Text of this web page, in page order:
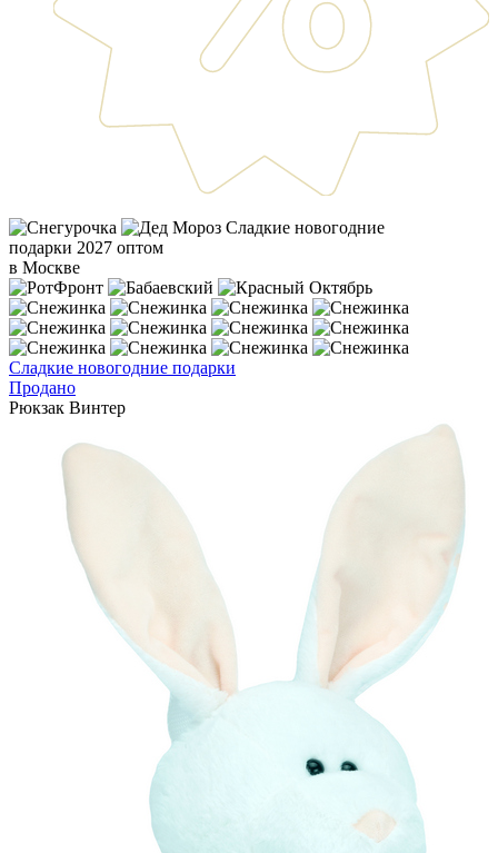
Сладкие новогодние
подарки 2027 оптом
в Москве
Сладкие новогодние подарки
Продано
Рюкзак Винтер